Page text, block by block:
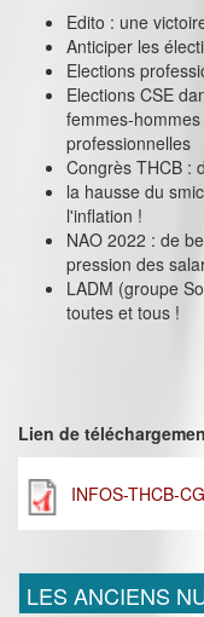
Edito : une
Anticiper les
Elections
Elections CSE
femmes-
professionnelles
Congrès THCB :
la hausse du
l'inflation !
NAO 2022 : de
pression des
LADM (groupe
toutes et tous !
Lien de
INFOS-THCB-
LES ANCIENS